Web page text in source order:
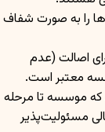
را به صورت شفاف
اصالت (عدم
معتبر است.
موسسه تا مرحله
مسئولیت‌پذیر